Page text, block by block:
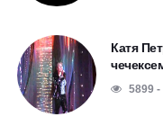
Катя
5899